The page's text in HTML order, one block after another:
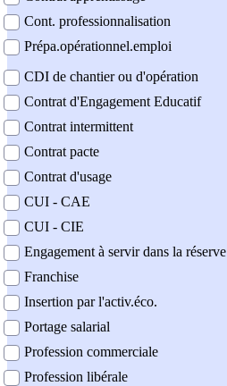
Cont. professionnalisation
Prépa.opérationnel.emploi
CDI de chantier ou d'opération
Contrat d'Engagement Educatif
Contrat intermittent
Contrat pacte
Contrat d'usage
CUI - CAE
CUI - CIE
Engagement à servir dans la réserve
Franchise
Insertion par l'activ.éco.
Portage salarial
Profession commerciale
Profession libérale